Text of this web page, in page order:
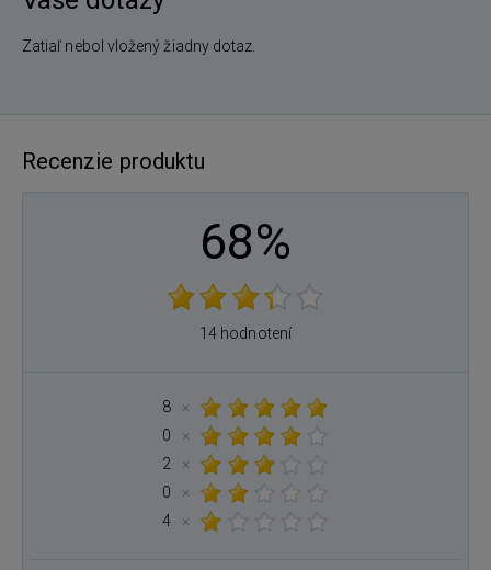
Zatiaľ nebol vložený žiadny dotaz.
Recenzie produktu
68%
14 hodnotení
8
×
0
×
2
×
0
×
4
×